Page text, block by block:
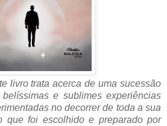
livro trata acerca de uma sucessão
e sublimes experiências
no decorrer de toda a sua
que foi escolhido e preparado por